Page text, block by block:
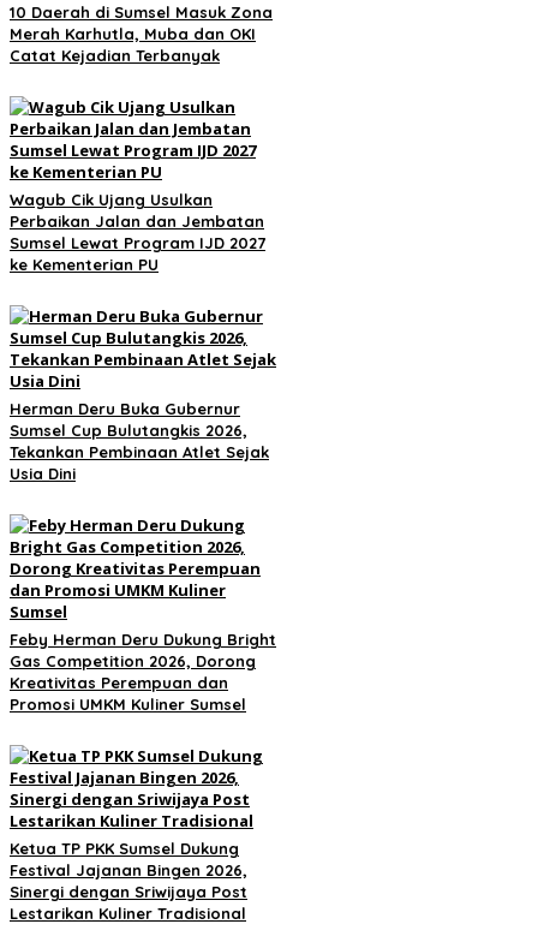
10 Daerah di Sumsel Masuk Zona
Merah Karhutla, Muba dan OKI
Catat Kejadian Terbanyak
Wagub Cik Ujang Usulkan
Perbaikan Jalan dan Jembatan
Sumsel Lewat Program IJD 2027
ke Kementerian PU
Herman Deru Buka Gubernur
Sumsel Cup Bulutangkis 2026,
Tekankan Pembinaan Atlet Sejak
Usia Dini
Feby Herman Deru Dukung Bright
Gas Competition 2026, Dorong
Kreativitas Perempuan dan
Promosi UMKM Kuliner Sumsel
Ketua TP PKK Sumsel Dukung
Festival Jajanan Bingen 2026,
Sinergi dengan Sriwijaya Post
Lestarikan Kuliner Tradisional